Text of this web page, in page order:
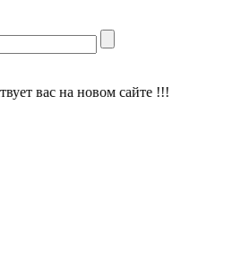
вас на новом сайте !!!